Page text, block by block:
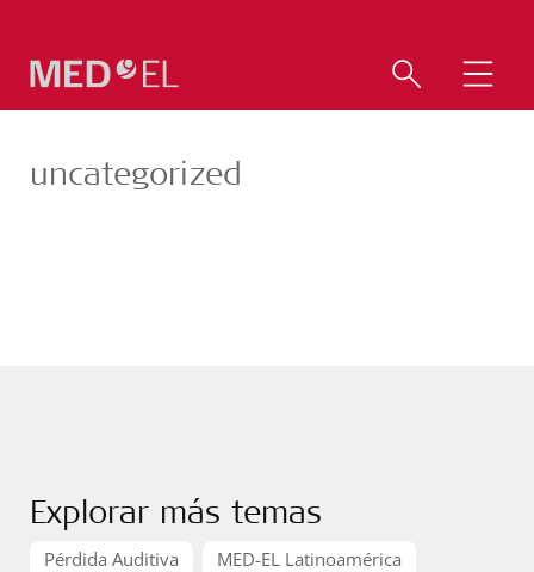
uncategorized
Explorar más temas
Pérdida Auditiva
MED-EL Latinoamérica